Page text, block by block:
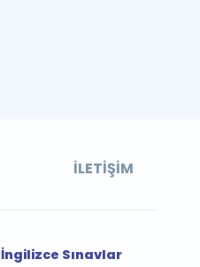
İLETIŞIM
İngilizce Sınavlar